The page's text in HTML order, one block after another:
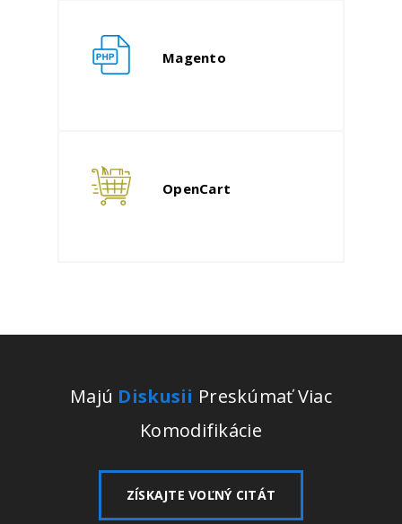
Magento
OpenCart
Majú Diskusii Preskúmať Viac
Komodifikácie
ZÍSKAJTE VOĽNÝ CITÁT